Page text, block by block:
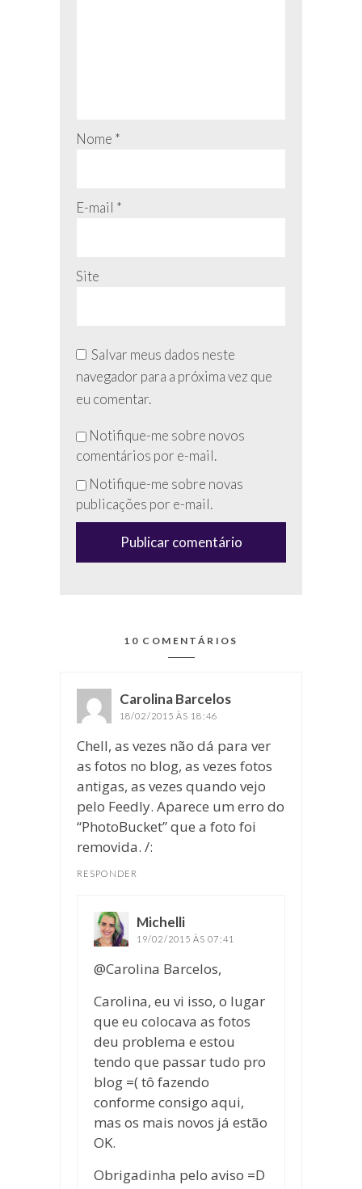
Nome *
E-mail *
Site
Salvar meus dados neste
navegador para a próxima vez que
eu comentar.
Não
preencha
esse
campo
(anti-
Notifique-me sobre novos
comentários por e-mail.
Notifique-me sobre novas
publicações por e-mail.
10 COMENTÁRIOS
Carolina Barcelos
18/02/2015 ÀS 18:46
Chell, as vezes não dá para ver
as fotos no blog, as vezes fotos
antigas, as vezes quando vejo
pelo Feedly. Aparece um erro do
“PhotoBucket” que a foto foi
removida. /:
RESPONDER
Michelli
19/02/2015 ÀS 07:41
@Carolina Barcelos,
Carolina, eu vi isso, o lugar
que eu colocava as fotos
deu problema e estou
tendo que passar tudo pro
blog =( tô fazendo
conforme consigo aqui,
mas os mais novos já estão
OK.
Obrigadinha pelo aviso =D